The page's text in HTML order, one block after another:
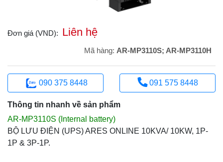
Đơn giá (VND): Liên hệ
Mã hàng: AR-MP3110S; AR-MP3110H
090 375 8448 091 575 8448
Thông tin nhanh về sản phẩm
​AR-MP3110S (Internal battery)
​BỘ LƯU ĐIỆN (UPS) ARES ONLINE 10KVA/ 10KW, 1P-
1P & 3P-1P.